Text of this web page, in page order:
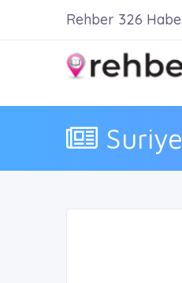
Rehber 326